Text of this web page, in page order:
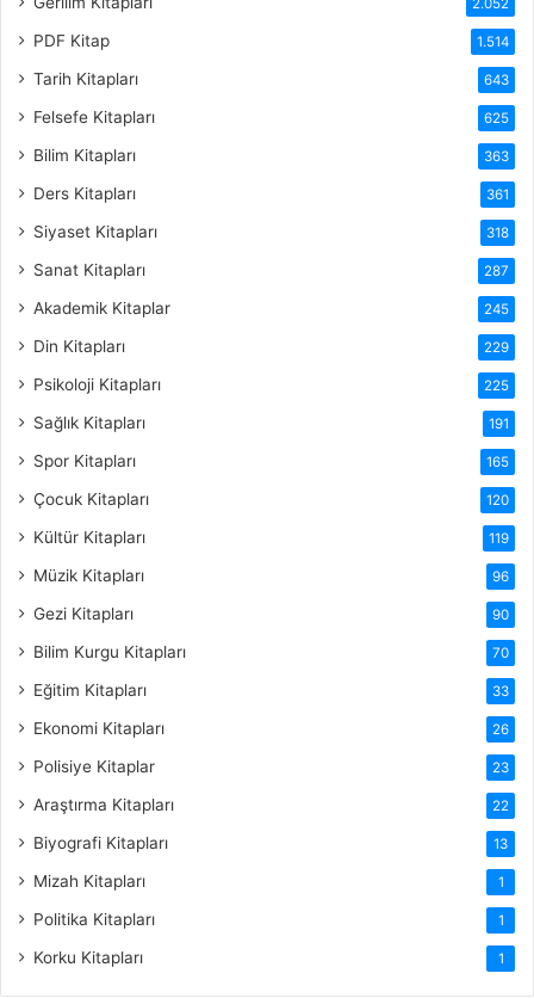
2.052
PDF Kitap 1.514
Tarih Kitapları 643
Felsefe Kitapları 625
Bilim Kitapları 363
Ders Kitapları 361
Siyaset Kitapları 318
Sanat Kitapları 287
Akademik Kitaplar 245
Din Kitapları 229
Psikoloji Kitapları 225
Sağlık Kitapları 191
Spor Kitapları 165
Çocuk Kitapları 120
Kültür Kitapları 119
Müzik Kitapları 96
Gezi Kitapları 90
Bilim Kurgu Kitapları 70
Eğitim Kitapları 33
Ekonomi Kitapları 26
Polisiye Kitaplar 23
Araştırma Kitapları 22
Biyografi Kitapları 13
Mizah Kitapları 1
Politika Kitapları 1
Korku Kitapları 1